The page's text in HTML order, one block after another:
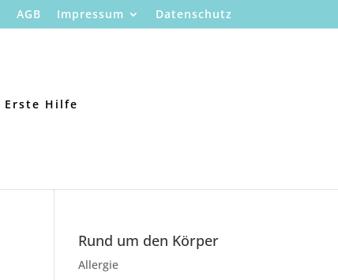
AGB Impressum Datenschutz
Erste Hilfe
Rund um den Körper
Allergie